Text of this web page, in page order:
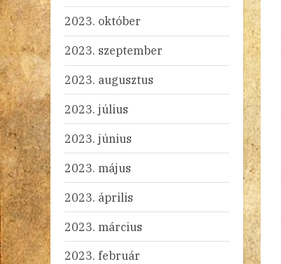
2023. október
2023. szeptember
2023. augusztus
2023. július
2023. június
2023. május
2023. április
2023. március
2023. február